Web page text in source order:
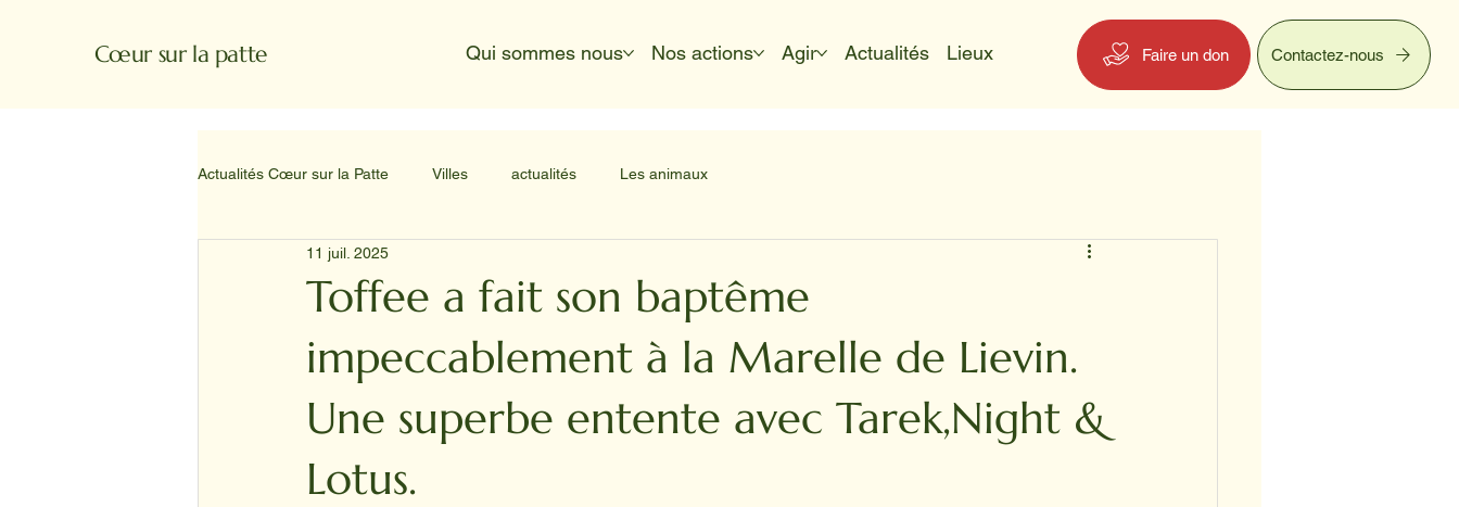
Cœur sur la patte Qui sommes nous Nos actions Agir Actualités Lieux Faire un don Contactez-nous
Actualités Cœur sur la Patte Villes actualités Les animaux
Toffee a fait son baptême
impeccablement à la Marelle de Lievin.
Une superbe entente avec Tarek,Night &
Lotus.
11 juil. 2025